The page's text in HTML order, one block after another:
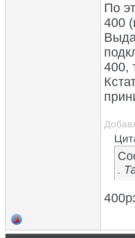
По
400
400,
.